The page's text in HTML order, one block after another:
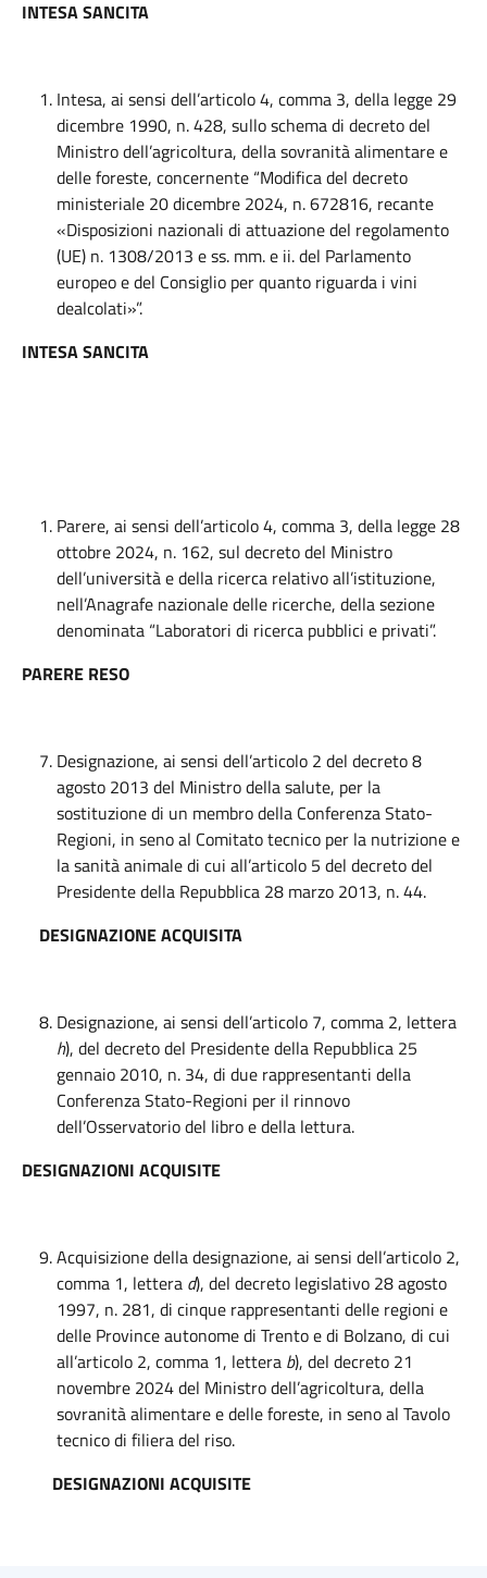
INTESA SANCITA
Intesa, ai sensi dell’articolo 4, comma 3, della legge 29
dicembre 1990, n. 428, sullo schema di decreto del
Ministro dell’agricoltura, della sovranità alimentare e
delle foreste, concernente “Modifica del decreto
ministeriale 20 dicembre 2024, n. 672816, recante
«Disposizioni nazionali di attuazione del regolamento
(UE) n. 1308/2013 e ss. mm. e ii. del Parlamento
europeo e del Consiglio per quanto riguarda i vini
dealcolati»”.
INTESA SANCITA
Parere, ai sensi dell’articolo 4, comma 3, della legge 28
ottobre 2024, n. 162, sul decreto del Ministro
dell’università e della ricerca relativo all’istituzione,
nell’Anagrafe nazionale delle ricerche, della sezione
denominata “Laboratori di ricerca pubblici e privati”.
PARERE RESO
Designazione, ai sensi dell’articolo 2 del decreto 8
agosto 2013 del Ministro della salute, per la
sostituzione di un membro della Conferenza Stato-
Regioni, in senoal Comitato tecnico per la nutrizione e
la sanità animale di cui all’articolo 5 del decreto del
Presidente della Repubblica 28 marzo 2013, n. 44.
DESIGNAZIONE ACQUISITA
Designazione, ai sensi dell’articolo 7, comma 2, lettera
h), del decreto del Presidente della Repubblica 25
gennaio 2010, n. 34, di due rappresentanti della
Conferenza Stato-Regioni per il rinnovo
dell’Osservatorio del libro e della lettura.
DESIGNAZIONI ACQUISITE
Acquisizione della designazione, ai sensi dell’articolo 2,
comma 1, lettera d), del decreto legislativo 28 agosto
1997, n. 281, di cinque rappresentanti delle regioni e
delle Province autonome di Trento e di Bolzano, di cui
all’articolo 2, comma 1, lettera b), del decreto 21
novembre 2024 del Ministro dell’agricoltura, della
sovranità alimentare e delle foreste, in seno al Tavolo
tecnico di filiera del riso.
DESIGNAZIONI ACQUISITE